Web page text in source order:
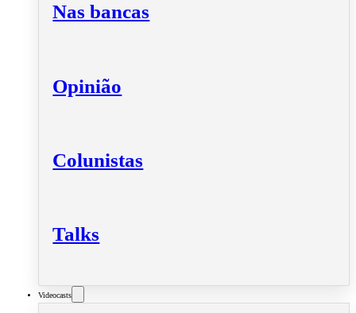
Nas bancas
Opinião
Colunistas
Talks
Videocasts